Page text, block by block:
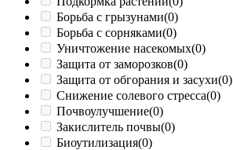
Борьба с грызунами(0)
Борьба с сорняками(0)
Уничтожение насекомых(0)
Защита от заморозков(0)
Защита от обгорания и засухи(0)
Снижение солевого стресса(0)
Почвоулучшение(0)
Закислитель почвы(0)
Биоутилизация(0)